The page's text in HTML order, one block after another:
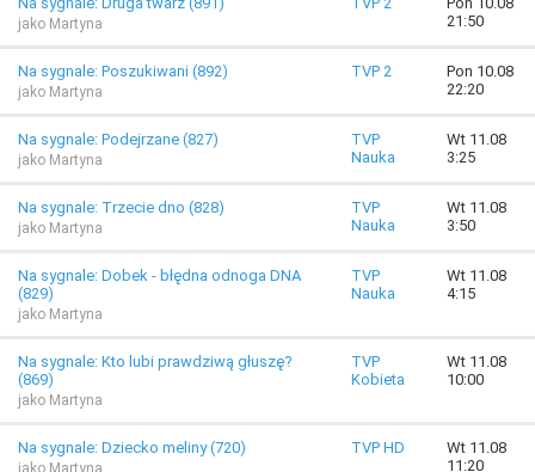
jako Martyna
21:50
Na sygnale: Poszukiwani (892)
jako Martyna
TVP 2
Pon 10.08
22:20
Na sygnale: Podejrzane (827)
jako Martyna
TVP
Nauka
Wt 11.08
3:25
Na sygnale: Trzecie dno (828)
jako Martyna
TVP
Nauka
Wt 11.08
3:50
Na sygnale: Dobek - błędna odnoga DNA
(829)
jako Martyna
TVP
Nauka
Wt 11.08
4:15
Na sygnale: Kto lubi prawdziwą głuszę?
(869)
jako Martyna
TVP
Kobieta
Wt 11.08
10:00
Na sygnale: Dziecko meliny (720)
jako Martyna
TVP HD
Wt 11.08
11:20